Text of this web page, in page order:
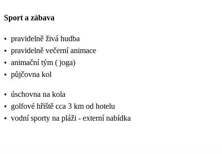
Sport a zábava
• pravidelně živá hudba
• pravidelně večerní animace
• animační tým ( joga)
• půjčovna kol
• úschovna na kola
• golfové hřiště cca 3 km od hotelu
• vodní sporty na pláži - externí nabídka